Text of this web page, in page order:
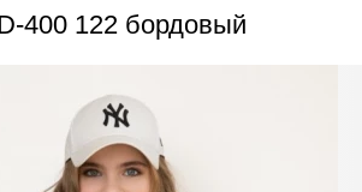
400 122 бордовый